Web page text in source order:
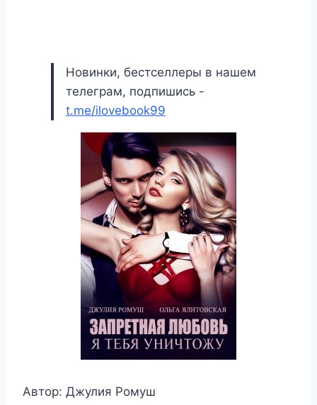
Новинки, бестселлеры в нашем
телеграм, подпишись -
t.me/ilovebook99
Автор: Джулия Ромуш